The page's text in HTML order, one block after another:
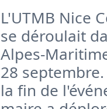
L'UTMB Nice
se déroulait
Alpes-
28
la fin de